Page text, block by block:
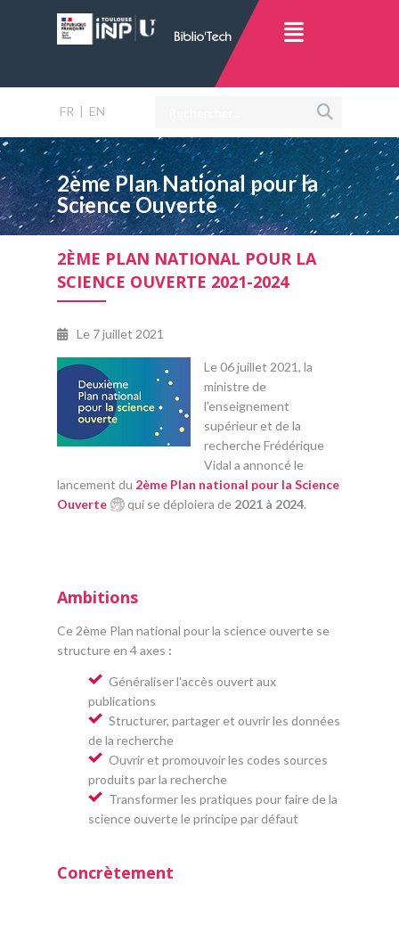
FR | EN
2ème Plan National pour la
Science Ouverte
2ÈME PLAN NATIONAL POUR LA
SCIENCE OUVERTE 2021-2024
Le 7 juillet 2021
Le 06 juillet 2021, la
ministre de
l'enseignement
supérieur et de la
recherche Frédérique
Vidal a annoncé le
lancement du 2ème Plan national pour la Science
Ouverte
qui se déploiera de 2021 à 2024.
Ambitions
Ce 2ème Plan national pour la science ouverte se
structure en 4 axes :
Généraliser l'accès ouvert aux
publications
Structurer, partager et ouvrir les données
de la recherche
Ouvrir et promouvoir les codes sources
produits par la recherche
Transformer les pratiques pour faire de la
science ouverte le principe par défaut
Concrètement